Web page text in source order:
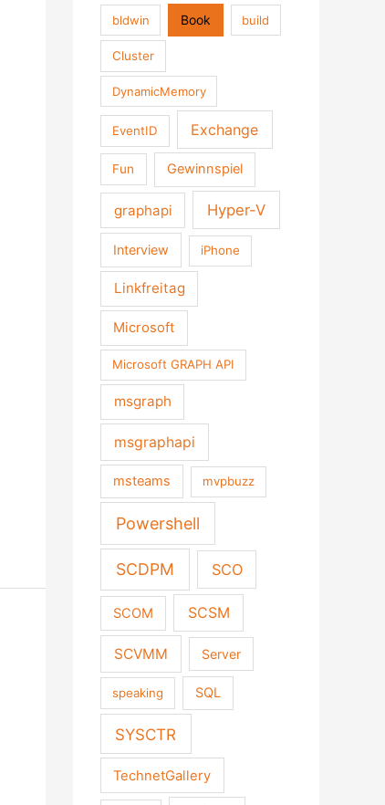
bldwin Book build
Cluster
DynamicMemory
EventID Exchange
Fun Gewinnspiel
graphapi Hyper-V
Interview iPhone
Linkfreitag
Microsoft
Microsoft GRAPH API
msgraph
msgraphapi
msteams mvpbuzz
Powershell
SCDPM SCO
SCOM SCSM
SCVMM Server
speaking SQL
SYSCTR
TechnetGallery